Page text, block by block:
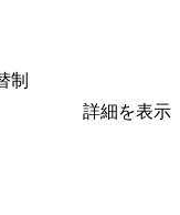
制
詳細を表示